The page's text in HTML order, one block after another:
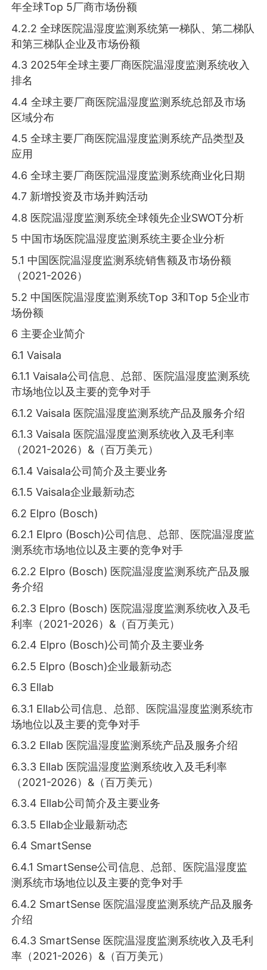
年全球Top 5厂商市场份额
4.2.2 全球医院温湿度监测系统第一梯队、第二梯队
和第三梯队企业及市场份额
4.3 2025年全球主要厂商医院温湿度监测系统收入
排名
4.4 全球主要厂商医院温湿度监测系统总部及市场
区域分布
4.5 全球主要厂商医院温湿度监测系统产品类型及
应用
4.6 全球主要厂商医院温湿度监测系统商业化日期
4.7 新增投资及市场并购活动
4.8 医院温湿度监测系统全球领先企业SWOT分析
5 中国市场医院温湿度监测系统主要企业分析
5.1 中国医院温湿度监测系统销售额及市场份额
（2021-2026）
5.2 中国医院温湿度监测系统Top 3和Top 5企业市
场份额
6 主要企业简介
6.1 Vaisala
6.1.1 Vaisala公司信息、总部、医院温湿度监测系统
市场地位以及主要的竞争对手
6.1.2 Vaisala 医院温湿度监测系统产品及服务介绍
6.1.3 Vaisala 医院温湿度监测系统收入及毛利率
（2021-2026）&（百万美元）
6.1.4 Vaisala公司简介及主要业务
6.1.5 Vaisala企业最新动态
6.2 Elpro (Bosch)
6.2.1 Elpro (Bosch)公司信息、总部、医院温湿度监
测系统市场地位以及主要的竞争对手
6.2.2 Elpro (Bosch) 医院温湿度监测系统产品及服
务介绍
6.2.3 Elpro (Bosch) 医院温湿度监测系统收入及毛
利率（2021-2026）&（百万美元）
6.2.4 Elpro (Bosch)公司简介及主要业务
6.2.5 Elpro (Bosch)企业最新动态
6.3 Ellab
6.3.1 Ellab公司信息、总部、医院温湿度监测系统市
场地位以及主要的竞争对手
6.3.2 Ellab 医院温湿度监测系统产品及服务介绍
6.3.3 Ellab 医院温湿度监测系统收入及毛利率
（2021-2026）&（百万美元）
6.3.4 Ellab公司简介及主要业务
6.3.5 Ellab企业最新动态
6.4 SmartSense
6.4.1 SmartSense公司信息、总部、医院温湿度监
测系统市场地位以及主要的竞争对手
6.4.2 SmartSense 医院温湿度监测系统产品及服务
介绍
6.4.3 SmartSense 医院温湿度监测系统收入及毛利
率（2021-2026）&（百万美元）